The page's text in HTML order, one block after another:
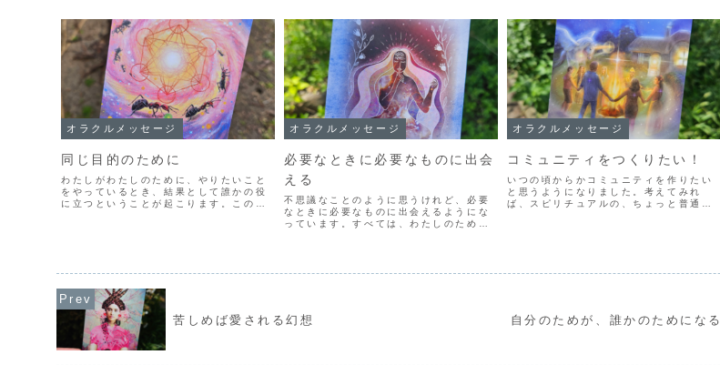
オラクルメッセージ
同じ目的のために
わたしがわたしのために、やりたいこと
をやっているとき、結果として誰かの役
に立つということが起こります。この人
オラクルメッセージ
必要なときに必要なものに出会
える
不思議なことのように思うけれど、必要
なときに必要なものに出会えるようにな
っています。すべては、わたしのために
は、自分の意識がそう思わ...
オラクルメッセージ
コミュニティをつくりたい！
いつの頃からかコミュニティを作りたい
と思うようになりました。考えてみれ
ば、スピリチュアルの、ちょっと普通の
苦しめば愛される幻想 自分のためが、誰かのためになる